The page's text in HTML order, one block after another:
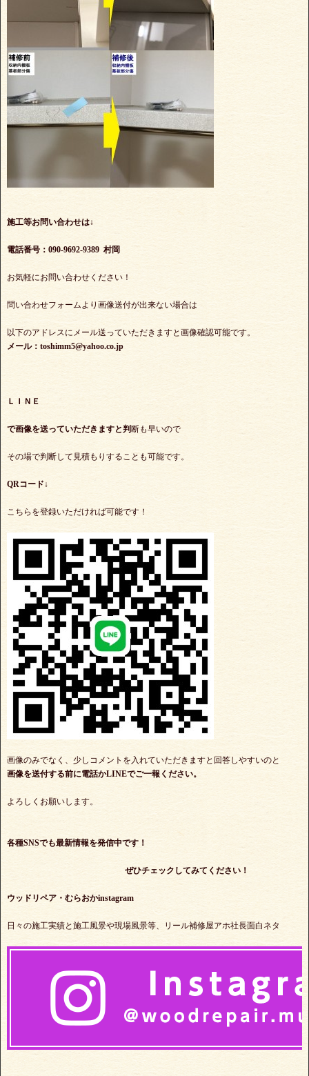
施工等お問い合わせは↓
電話番号：090-9692-9389 村岡
お気軽にお問い合わせください！
問い合わせフォームより画像送付が出来ない場合は
以下のアドレスにメール送っていただきますと画像確認可能です。
メール：toshimm5@yahoo.co.jp
ＬＩＮＥ
で画像を送っていただきますと判 断も早いので
その場で判断して見積もりすることも可能です。
QRコード↓
こちらを登録いただければ可能です！
画像のみでなく、少しコメントを入れていただきますと回答しやすいのと
画像を送付する前に電話かLINEでご一報ください。
よろしくお願いします。
各種SNSでも最新情報を発信中です！
ぜひチェックしてみてください！
ウッドリペア・むらおかinstagram
日々の施工実績と施工風景や現場風景等、リール補修屋アホ社長面白ネタ